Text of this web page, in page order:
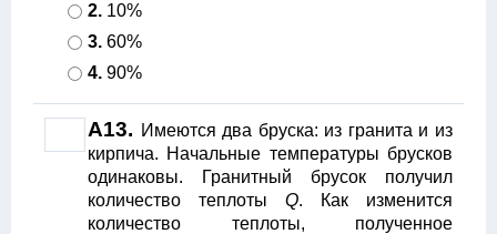
2. 10%
3. 60%
4. 90%
A13. Имеются два бруска: из гранита и из
кирпича. Начальные температуры брусков
одинаковы. Гранитный брусок получил
количество теплоты Q. Как изменится
количество теплоты, полученное